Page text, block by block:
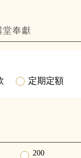
定期定額
200